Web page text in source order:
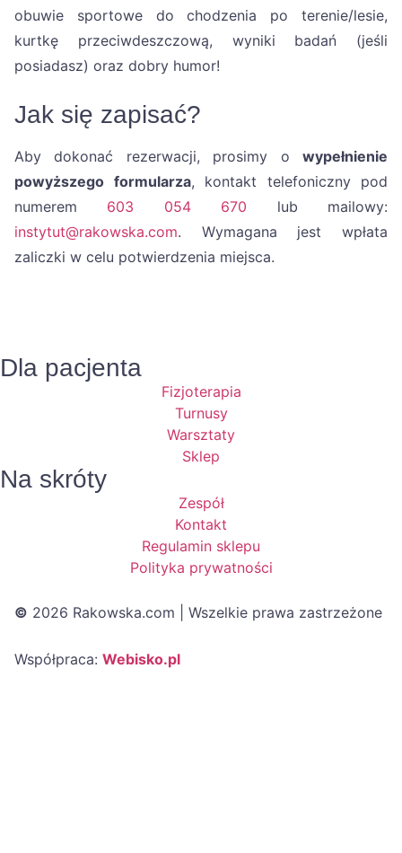
obuwie sportowe do chodzenia po terenie/lesie,
kurtkę przeciwdeszczową, wyniki badań (jeśli
posiadasz) oraz dobry humor!
Jak się zapisać?
Aby dokonać rezerwacji, prosimy o wypełnienie
powyższego formularza, kontakt telefoniczny pod
numerem 603 054 670 lub mailowy:
instytut@rakowska.com. Wymagana jest wpłata
zaliczki w celu potwierdzenia miejsca.
Dla pacjenta
Fizjoterapia
Turnusy
Warsztaty
Sklep
Na skróty
Zespół
Kontakt
Regulamin sklepu
Polityka prywatności
© 2026 Rakowska.com | Wszelkie prawa zastrzeżone
Współpraca: Webisko.pl